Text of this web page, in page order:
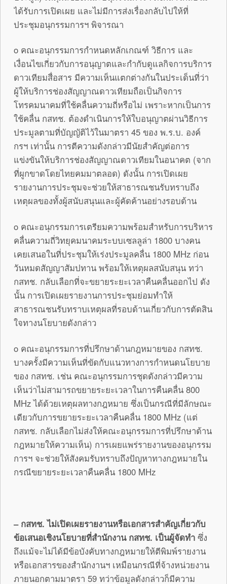
ได้รับการเปิดเผย และไม่มีการส่งเรื่องกลับไปให้ที่
ประชุมอนุกรรมการฯ พิจารณา
o คณะอนุกรรมการกำหนดหลักเกณฑ์ วิธีการ และ
เงื่อนไขเกี่ยวกับการอนุญาตและกำกับดูแลกิจการบริการ
ดาวเทียมสื่อสาร มีความเห็นแตกต่างกันในประเด็นที่ว่า
ผู้ให้บริการช่องสัญญาณดาวเทียมถือเป็นกิจการ
โทรคมนาคมที่ใช้คลื่นความถี่หรือไม่ เพราะหากเป็นการ
ใช้คลื่น กสทช. ต้องดำเนินการให้ใบอนุญาตผ่านวิธีการ
ประมูลตามที่บัญญัติไว้ในมาตรา 45 ของ พ.ร.บ. องค์
กรฯ เท่านั้น การตีความดังกล่าวมีนัยสำคัญต่อการ
แข่งขันให้บริการช่องสัญญาณดาวเทียมในอนาคต (จาก
ที่ผูกขาดโดยไทยคมมาตลอด) ดังนั้น การเปิดเผย
รายงานการประชุมจะช่วยให้สาธารณชนรับทราบถึง
เหตุผลของทั้งผู้สนับสนุนและผู้คัดค้านอย่างรอบด้าน
o คณะอนุกรรมการเตรียมความพร้อมสำหรับการบริหาร
คลื่นความถี่วิทยุคมนาคมระบบเซลลูล่า 1800 บางคน
เคยเสนอในที่ประชุมให้เร่งประมูลคลื่น 1800 MHz ก่อน
วันหมดสัญญาสัมปทาน พร้อมให้เหตุผลสนับสนุน ทว่า
กสทช. กลับเลือกที่จะขยายระยะเวลาคืนคลื่นออกไป ดัง
นั้น การเปิดเผยรายงานการประชุมย่อมทำให้
สาธารณชนรับทราบเหตุผลที่รอบด้านเกี่ยวกับการตัดสิน
ใจทางนโยบายดังกล่าว
o คณะอนุกรรมการที่ปรึกษาด้านกฎหมายของ กสทช.
บางครั้งมีความเห็นที่ขัดกับแนวทางการกำหนดนโยบาย
ของ กสทช. เช่น คณะอนุกรรมการชุดดังกล่าวมีความ
เห็นว่าไม่สามารถขยายระยะเวลาในการคืนคลื่น 800
MHz ได้ด้วยเหตุผลทางกฎหมาย ซึ่งเป็นกรณีที่มีลักษณะ
เดียวกับการขยายระยะเวลาคืนคลื่น 1800 MHz (แต่
กสทช. กลับเลือกไม่ส่งให้คณะอนุกรรมการที่ปรึกษาด้าน
กฎหมายให้ความเห็น) การเผยแพร่รายงานของอนุกรรม
การฯ จะช่วยให้สังคมรับทราบถึงปัญหาทางกฎหมายใน
กรณีขยายระยะเวลาคืนคลื่น 1800 MHz
– กสทช. ไม่เปิดเผยรายงานหรือเอกสารสำคัญเกี่ยวกับ
ข้อเสนอเชิงนโยบายที่สำนักงาน กสทช. เป็นผู้จัดทำ ซึ่ง
ถึงแม้จะไม่ได้มีข้อบังคับทางกฎหมายให้ตีพิมพ์รายงาน
หรือเอกสารของสำนักงานฯ เหมือนกรณีที่จ้างหน่วยงาน
ภายนอกตามมาตรา 59 ทว่าข้อมูลดังกล่าวก็มีความ